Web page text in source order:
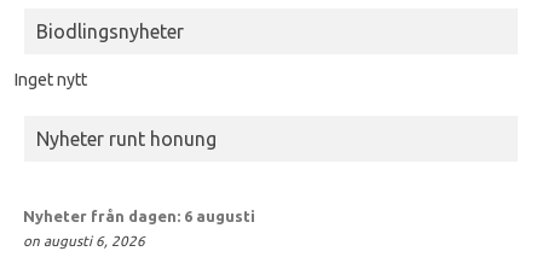
Biodlingsnyheter
Inget nytt
Nyheter runt honung
Nyheter från dagen: 6 augusti
on augusti 6, 2026